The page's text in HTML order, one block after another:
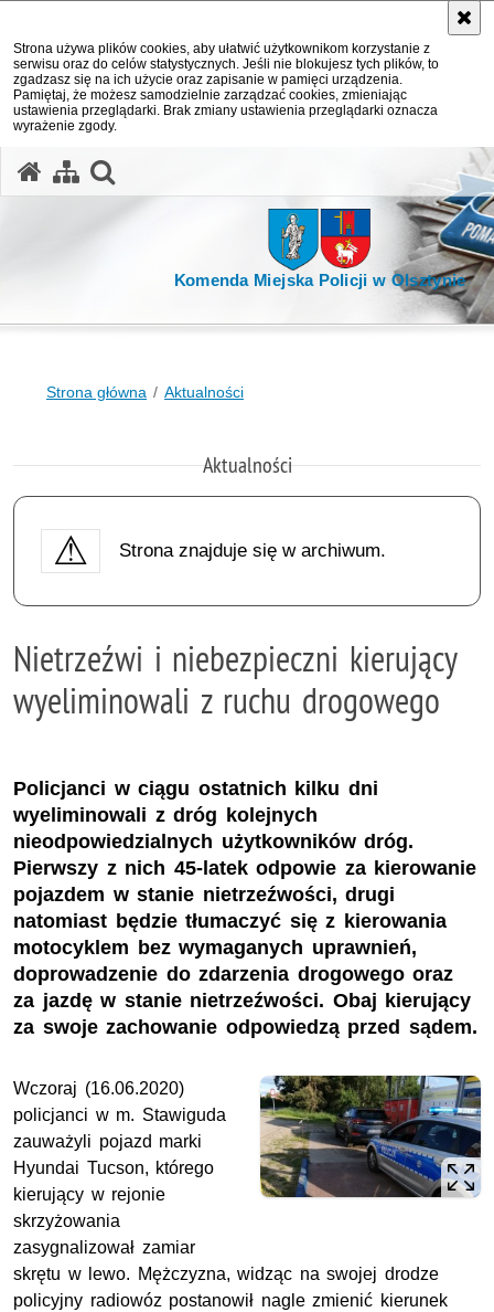
Strona używa plików cookies, aby ułatwić użytkownikom korzystanie z
serwisu oraz do celów statystycznych. Jeśli nie blokujesz tych plików, to
zgadzasz się na ich użycie oraz zapisanie w pamięci urządzenia.
Pamiętaj, że możesz samodzielnie zarządzać cookies, zmieniając
ustawienia przeglądarki. Brak zmiany ustawienia przeglądarki oznacza
wyrażenie zgody.
Komenda Miejska Policji w Olsztynie
Strona główna Aktualności
Aktualności
Strona znajduje się w archiwum.
Nietrzeźwi i niebezpieczni kierujący
wyeliminowali z ruchu drogowego
Policjanci w ciągu ostatnich kilku dni
wyeliminowali z dróg kolejnych
nieodpowiedzialnych użytkowników dróg.
Pierwszy z nich 45-latek odpowie za kierowanie
pojazdem w stanie nietrzeźwości, drugi
natomiast będzie tłumaczyć się z kierowania
motocyklem bez wymaganych uprawnień,
doprowadzenie do zdarzenia drogowego oraz
za jazdę w stanie nietrzeźwości. Obaj kierujący
za swoje zachowanie odpowiedzą przed sądem.
Wczoraj (16.06.2020)
policjanci w m. Stawiguda
zauważyli pojazd marki
Hyundai Tucson, którego
kierujący w rejonie
skrzyżowania
zasygnalizował zamiar
skrętu w lewo. Mężczyzna, widząc na swojej drodze
policyjny radiowóz postanowił nagle zmienić kierunek